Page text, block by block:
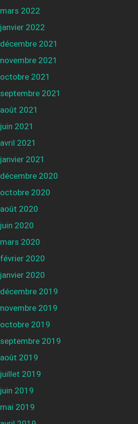
mars 2022
janvier 2022
décembre 2021
novembre 2021
octobre 2021
septembre 2021
août 2021
juin 2021
avril 2021
janvier 2021
décembre 2020
octobre 2020
août 2020
juin 2020
mars 2020
février 2020
janvier 2020
décembre 2019
novembre 2019
octobre 2019
septembre 2019
août 2019
juillet 2019
juin 2019
mai 2019